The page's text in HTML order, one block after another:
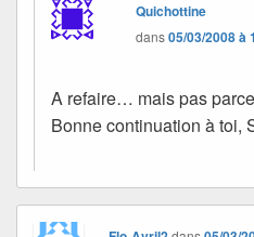
Quichottine
dans05/03/2008 à
A refaire… mais pas
Bonne continuation à toi,